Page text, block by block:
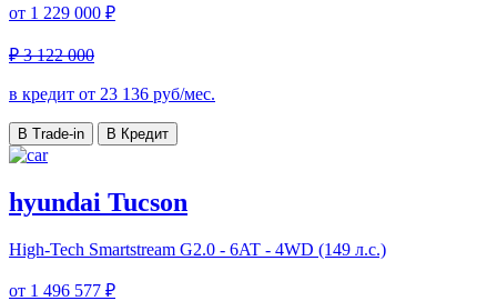
от 1 229 000 ₽
₽ 3 122 000
в кредит от 23 136 руб/мес.
В Trade-in В Кредит
hyundai Tucson
High-Tech Smartstream G2.0 - 6AT - 4WD (149 л.с.)
от 1 496 577 ₽